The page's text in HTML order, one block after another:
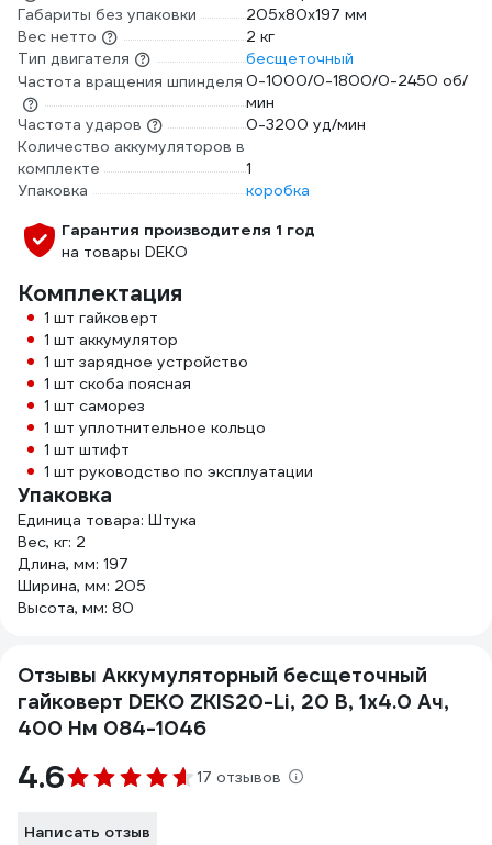
Габариты без упаковки
205х80х197 мм
Вес нетто
2 кг
Тип двигателя
бесщеточный
Частота вращения шпинделя 0-1000/0-1800/0-2450 об/
мин
Частота ударов
0-3200 уд/мин
Количество аккумуляторов в
комплекте
1
Упаковка
коробка
Гарантия производителя 1 год
на товары DEKO
Комплектация
1 шт гайковерт
1 шт аккумулятор
1 шт зарядное устройство
1 шт скоба поясная
1 шт саморез
1 шт уплотнительное кольцо
1 шт штифт
1 шт руководство по эксплуатации
Упаковка
Единица товара: Штука
Вес, кг: 2
Длина, мм: 197
Ширина, мм: 205
Высота, мм: 80
Отзывы Аккумуляторный бесщеточный
гайковерт DEKO ZKIS20-Li, 20 В, 1x4.0 Ач,
400 Нм 084-1046
4.6 17 отзывов
Написать отзыв